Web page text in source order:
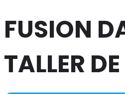
FUSION
TALLER